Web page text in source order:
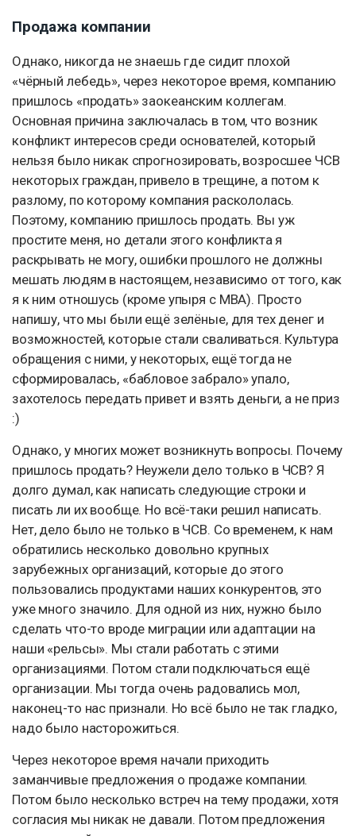
Продажа компании
Однако, никогда не знаешь где сидит плохой
«чёрный лебедь», через некоторое время, компанию
пришлось «продать» заокеанским коллегам.
Основная причина заключалась в том, что возник
конфликт интересов среди основателей, который
нельзя было никак спрогнозировать, возросшее ЧСВ
некоторых граждан, привело в трещине, а потом к
разлому, по которому компания раскололась.
Поэтому, компанию пришлось продать. Вы уж
простите меня, но детали этого конфликта я
раскрывать не могу, ошибки прошлого не должны
мешать людям в настоящем, независимо от того, как
я к ним отношусь (кроме упыря с MBA). Просто
напишу, что мы были ещё зелёные, для тех денег и
возможностей, которые стали сваливаться. Культура
обращения с ними, у некоторых, ещё тогда не
сформировалась, «бабловое забрало» упало,
захотелось передать привет и взять деньги, а не приз
:)
Однако, у многих может возникнуть вопросы. Почему
пришлось продать? Неужели дело только в ЧСВ? Я
долго думал, как написать следующие строки и
писать ли их вообще. Но всё-таки решил написать.
Нет, дело было не только в ЧСВ. Со временем, к нам
обратились несколько довольно крупных
зарубежных организаций, которые до этого
пользовались продуктами наших конкурентов, это
уже много значило. Для одной из них, нужно было
сделать что-то вроде миграции или адаптации на
наши «рельсы». Мы стали работать с этими
организациями. Потом стали подключаться ещё
организации. Мы тогда очень радовались мол,
наконец-то нас признали. Но всё было не так гладко,
надо было насторожиться.
Через некоторое время начали приходить
заманчивые предложения о продаже компании.
Потом было несколько встреч на тему продажи, хотя
согласия мы никак не давали. Потом предложения